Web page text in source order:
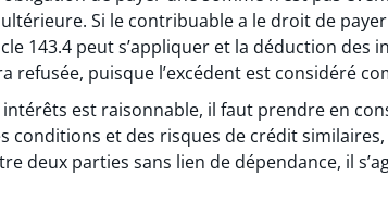
Si le contribuable a le droit de
143.4 peut s’appliquer et la déduction
refusée, puisque l’excédent est considéré
est raisonnable, il faut prendre en
conditions et des risques de crédit
deux parties sans lien de dépendance, il